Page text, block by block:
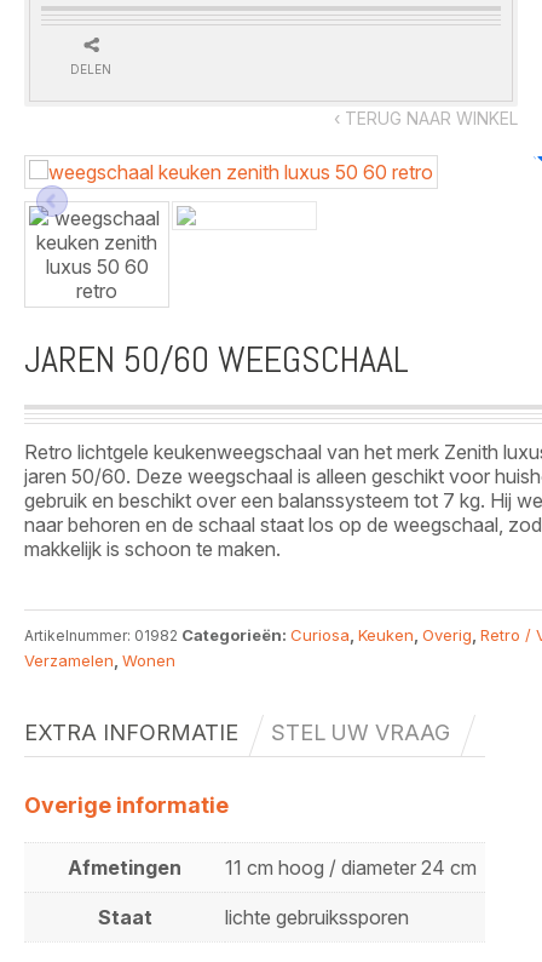
‹ TERUG NAAR WINKEL
JAREN 50/60 WEEGSCHAAL
Retro lichtgele keukenweegschaal van het merk Zenith
jaren 50/60. Deze weegschaal is alleen geschikt voor
gebruik en beschikt over een balanssysteem tot 7 kg. Hij
naar behoren en de schaal staat los op de weegschaal,
makkelijk is schoon te maken.
Artikelnummer: 01982 Categorieën: Curiosa Keuken Overig Retro /
Verzamelen Wonen
EXTRA INFORMATIE STEL UW VRAAG
Overige informatie
Afmetingen 11 cm hoog / diameter 24 cm
Staat lichte gebruikssporen
DELEN